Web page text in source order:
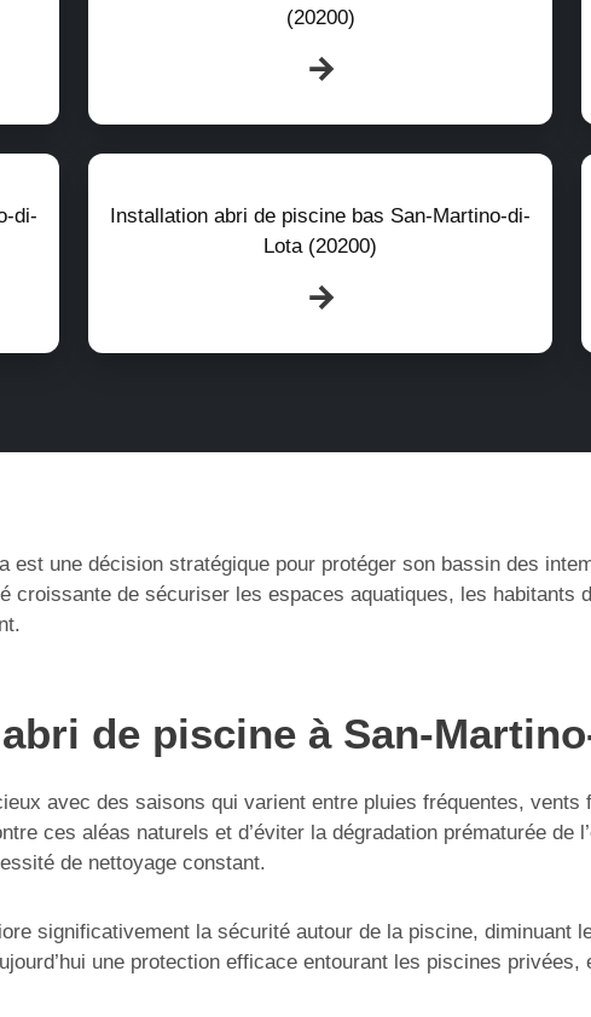
(20200)
di-
Installation abri de piscine bas San-Martino-di-
Lota (20200)
une décision stratégique pour protéger son bassin des
croissante de sécuriser les espaces aquatiques, les habitants
de piscine à San-
avec des saisons qui varient entre pluies fréquentes,
ces aléas naturels et d’éviter la dégradation prématurée de
de nettoyage constant.
significativement la sécurité autour de la piscine, diminuant
une protection efficace entourant les piscines